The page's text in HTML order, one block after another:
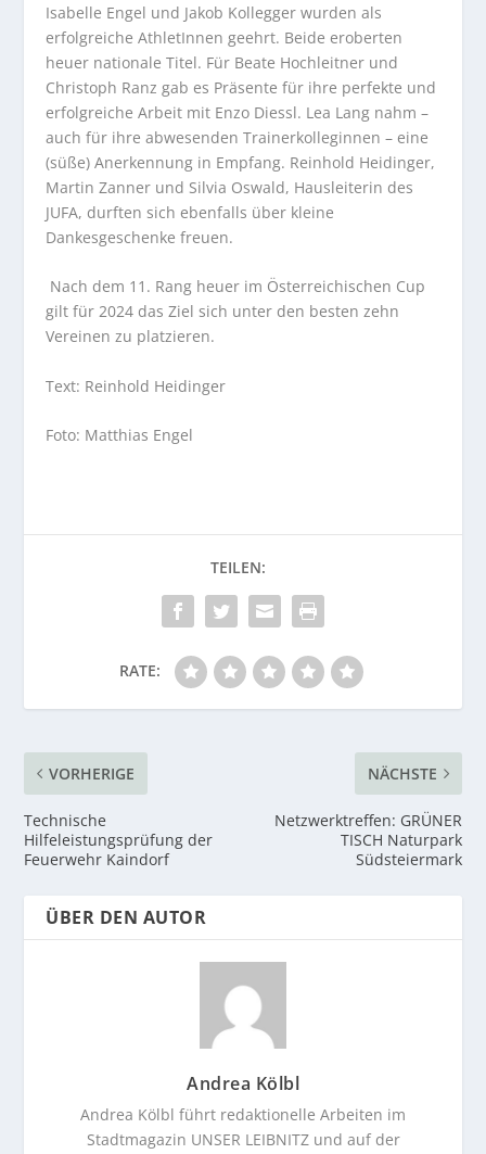
Isabelle Engel und Jakob Kollegger wurden als
erfolgreiche AthletInnen geehrt. Beide eroberten
heuer nationale Titel. Für Beate Hochleitner und
Christoph Ranz gab es Präsente für ihre perfekte und
erfolgreiche Arbeit mit Enzo Diessl. Lea Lang nahm –
auch für ihre abwesenden Trainerkolleginnen – eine
(süße) Anerkennung in Empfang. Reinhold Heidinger,
Martin Zanner und Silvia Oswald, Hausleiterin des
JUFA, durften sich ebenfalls über kleine
Dankesgeschenke freuen.
Nach dem 11. Rang heuer im Österreichischen Cup
gilt für 2024 das Ziel sich unter den besten zehn
Vereinen zu platzieren.
Text: Reinhold Heidinger
Foto: Matthias Engel
RATE:
VORHERIGE
Technische
Hilfeleistungsprüfung der
Feuerwehr Kaindorf
NÄCHSTE
Netzwerktreffen: GRÜNER
TISCH Naturpark
Südsteiermark
ÜBER DEN AUTOR
Andrea Kölbl
Andrea Kölbl führt redaktionelle Arbeiten im
Stadtmagazin UNSER LEIBNITZ und auf der